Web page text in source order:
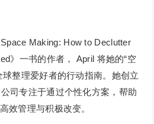
Making: How to Declutter
》一书的作者， April 将她的“空
整理爱好者的行动指南。她创立
司专注于通过个性化方案，帮助
效管理与积极改变。